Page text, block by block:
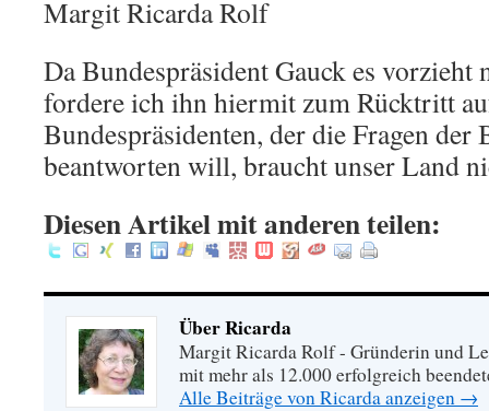
Margit Ricarda Rolf
Da Bundespräsident Gauck es vorzieht
fordere ich ihn hiermit zum Rücktritt
Bundespräsidenten, der die Fragen der
beantworten will, braucht unser Land
Diesen Artikel mit anderen teilen:
Über Ricarda
Margit Ricarda Rolf - Gründerin und
mit mehr als 12.000 erfolgreich
Alle Beiträge von Ricarda anzeigen →